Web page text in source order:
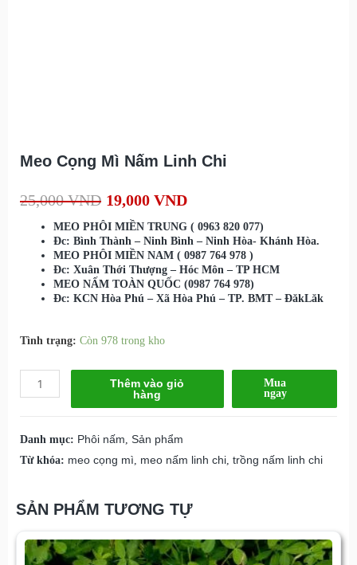
Meo Cọng Mì Nấm Linh Chi
25,000VND 19,000 VND
MEO PHÔI MIỀN TRUNG ( 0963 820 077)
Đc: Bình Thành – Ninh Bình – Ninh Hòa- Khánh Hòa.
MEO PHÔI MIỀN NAM ( 0987 764 978 )
Đc: Xuân Thới Thượng – Hóc Môn – TP HCM
MEO NẤM TOÀN QUỐC (0987 764 978)
Đc: KCN Hòa Phú – Xã Hòa Phú – TP. BMT – ĐăkLăk
Tình trạng: Còn 978 trong kho
Thêm vào giỏ
hàng
Mua
ngay
Danh mục: Phôi nấm Sản phẩm
Từ khóa: meo cọng mì meo nấm linh chi trồng nấm linh chi
SẢN PHẨM TƯƠNG TỰ